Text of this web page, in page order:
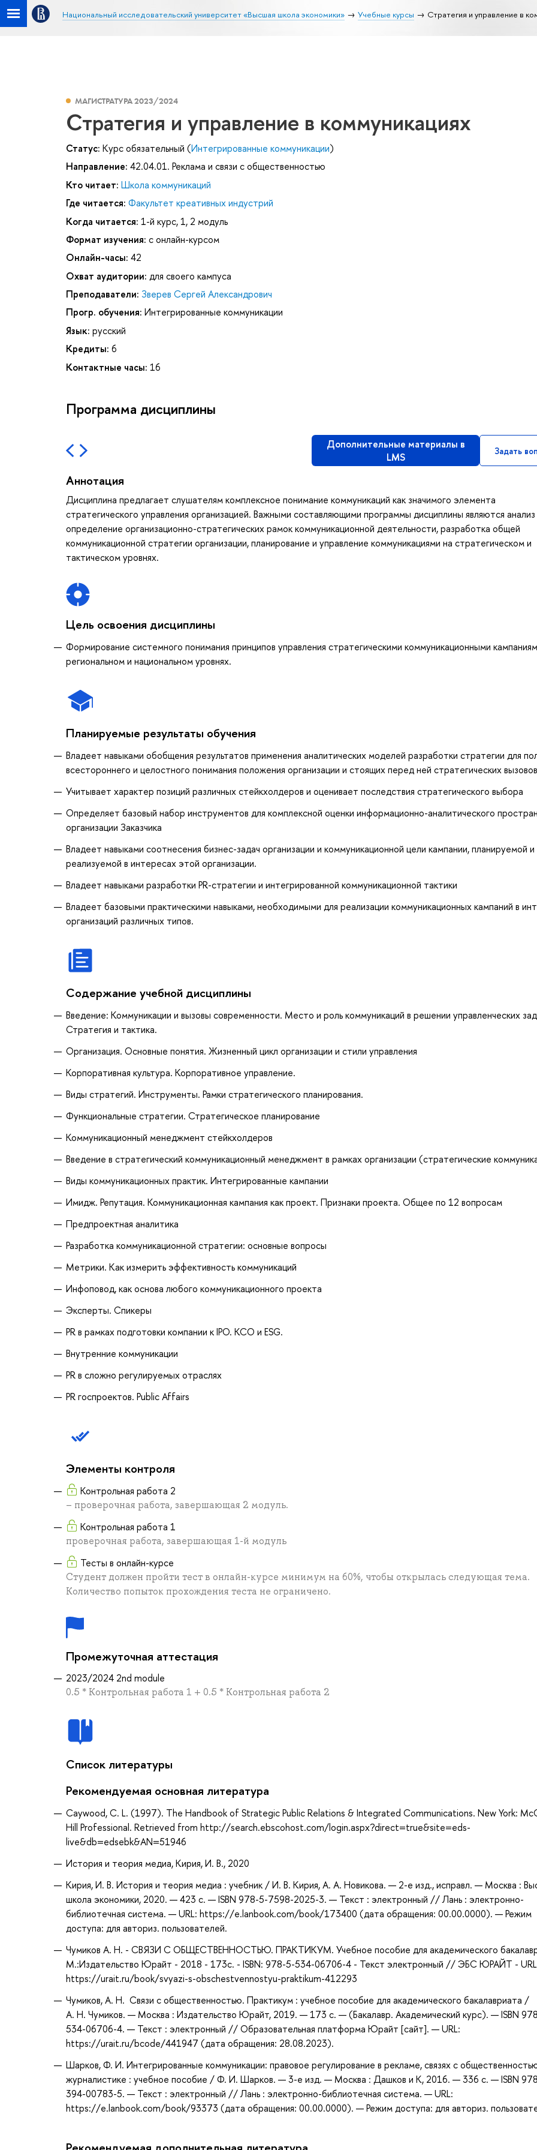
Национальный исследовательский университет «Высшая школа экономики» Учебные курсы Стратегия и управление в
МАГИСТРАТУРА 2023/2024
Стратегия и управление в коммуникациях
Статус: Курс обязательный (Интегрированные коммуникации)
Направление: 42.04.01. Реклама и связи с общественностью
Кто читает: Школа коммуникаций
Где читается: Факультет креативных индустрий
Когда читается: 1-й курс, 1, 2 модуль
Формат изучения: с онлайн-курсом
Онлайн-часы: 42
Охват аудитории: для своего кампуса
Преподаватели: Зверев Сергей Александрович
Прогр. обучения: Интегрированные коммуникации
Язык: русский
Кредиты: 6
Контактные часы: 16
Программа дисциплины
Дополнительные материалы в
LMS
Задать
Аннотация
Дисциплина предлагает слушателям комплексное понимание коммуникаций как значимого элемента
стратегического управления организацией. Важными составляющими программы дисциплины являются анализ
определение организационно-стратегических рамок коммуникационной деятельности, разработка общей
коммуникационной стратегии организации, планирование и управление коммуникациями на стратегическом и
тактическом уровнях.
Цель освоения дисциплины
Формирование системного понимания принципов управления стратегическими коммуникационными
региональном и национальном уровнях.
Планируемые результаты обучения
Владеет навыками обобщения результатов применения аналитических моделей разработки стратегии для
всестороннего и целостного понимания положения организации и стоящих перед ней стратегических
Учитывает характер позиций различных стейкхолдеров и оценивает последствия стратегического выбора
Определяет базовый набор инструментов для комплексной оценки информационно-аналитического
организации Заказчика
Владеет навыками соотнесения бизнес-задач организации и коммуникационной цели кампании, планируемой и
реализуемой в интересах этой организации.
Владеет навыками разработки PR-стратегии и интегрированной коммуникационной тактики
Владеет базовыми практическими навыками, необходимыми для реализации коммуникационных кампаний в
организаций различных типов.
Содержание учебной дисциплины
Введение: Коммуникации и вызовы современности. Место и роль коммуникаций в решении управленческих
Стратегия и тактика.
Организация. Основные понятия. Жизненный цикл организации и стили управления
Корпоративная культура. Корпоративное управление.
Виды стратегий. Инструменты. Рамки стратегического планирования.
Функциональные стратегии. Стратегическое планирование
Коммуникационный менеджмент стейкхолдеров
Введение в стратегический коммуникационный менеджмент в рамках организации (стратегические
Виды коммуникационных практик. Интегрированные кампании
Имидж. Репутация. Коммуникационная кампания как проект. Признаки проекта. Общее по 12 вопросам
Предпроектная аналитика
Разработка коммуникационной стратегии: основные вопросы
Метрики. Как измерить эффективность коммуникаций
Инфоповод, как основа любого коммуникационного проекта
Эксперты. Спикеры
PR в рамках подготовки компании к IPO. КСО и ESG.
Внутренние коммуникации
PR в сложно регулируемых отраслях
PR госпроектов. Public Affairs
Элементы контроля
Контрольная работа 2
– проверочная работа, завершающая 2 модуль.
Контрольная работа 1
проверочная работа, завершающая 1-й модуль
Тесты в онлайн-курсе
Студент должен пройти тест в онлайн-курсе минимум на 60%, чтобы открылась следующая тема.
Количество попыток прохождения теста не ограничено.
Промежуточная аттестация
2023/2024 2nd module
0.5 * Контрольная работа 1 + 0.5 * Контрольная работа 2
Список литературы
Рекомендуемая основная литература
Caywood, C. L. (1997). The Handbook of Strategic Public Relations & Integrated Communications. New York:
Hill Professional. Retrieved from http://search.ebscohost.com/login.aspx?direct=true&site=eds-
live&db=edsebk&AN=51946
История и теория медиа, Кирия, И. В., 2020
Кирия, И. В. История и теория медиа : учебник / И. В. Кирия, А. А. Новикова. — 2-е изд., исправл. — Москва :
школа экономики, 2020. — 423 с. — ISBN 978-5-7598-2025-3. — Текст : электронный // Лань : электронно-
библиотечная система. — URL: https://e.lanbook.com/book/173400 (дата обращения: 00.00.0000). — Режим
доступа: для авториз. пользователей.
Чумиков А. Н. - СВЯЗИ С ОБЩЕСТВЕННОСТЬЮ. ПРАКТИКУМ. Учебное пособие для академического
М.:Издательство Юрайт - 2018 - 173с. - ISBN: 978-5-534-06706-4 - Текст электронный // ЭБС ЮРАЙТ -
https://urait.ru/book/svyazi-s-obschestvennostyu-praktikum-412293
Чумиков, А. Н. Связи с общественностью. Практикум : учебное пособие для академического бакалавриата /
А. Н. Чумиков. — Москва : Издательство Юрайт, 2019. — 173 с. — (Бакалавр. Академический курс). — ISBN
534-06706-4. — Текст : электронный // Образовательная платформа Юрайт [сайт]. — URL:
https://urait.ru/bcode/441947 (дата обращения: 28.08.2023).
Шарков, Ф. И. Интегрированные коммуникации: правовое регулирование в рекламе, связях с
журналистике : учебное пособие / Ф. И. Шарков. — 3-е изд. — Москва : Дашков и К, 2016. — 336 с. — ISBN
394-00783-5. — Текст : электронный // Лань : электронно-библиотечная система. — URL:
https://e.lanbook.com/book/93373 (дата обращения: 00.00.0000). — Режим доступа: для авториз.